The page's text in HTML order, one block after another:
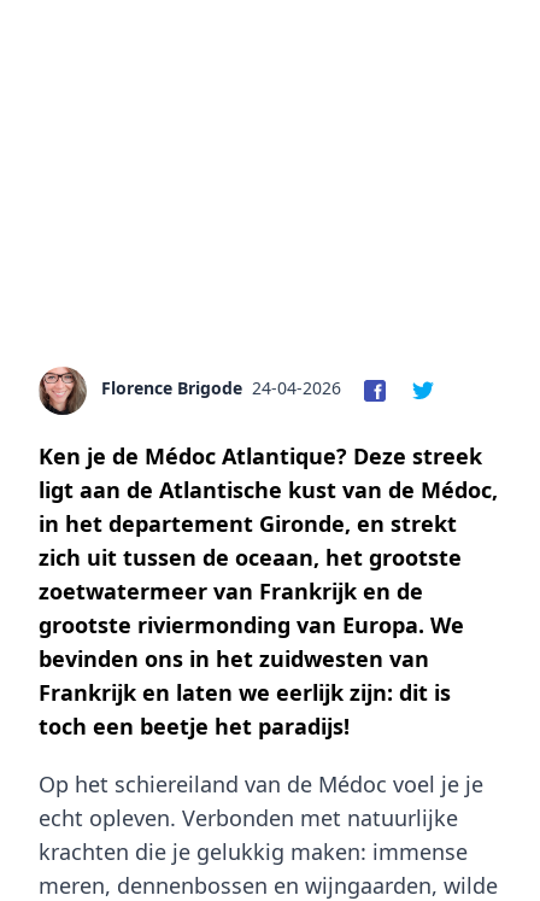
Florence Brigode 24-04-2026
Ken je de Médoc Atlantique? Deze streek
ligt aan de Atlantische kust van de Médoc,
in het departement Gironde, en strekt
zich uit tussen de oceaan, het grootste
zoetwatermeer van Frankrijk en de
grootste riviermonding van Europa. We
bevinden ons in het zuidwesten van
Frankrijk en laten we eerlijk zijn: dit is
toch een beetje het paradijs!
Op het schiereiland van de Médoc voel je je
echt opleven. Verbonden met natuurlijke
krachten die je gelukkig maken: immense
meren, dennenbossen en wijngaarden, wilde